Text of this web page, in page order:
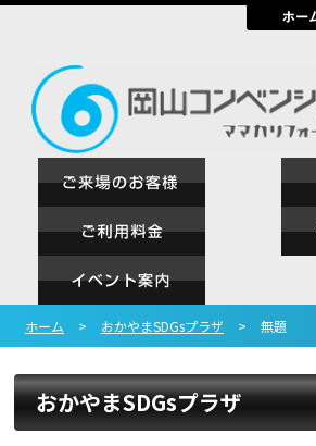
ホーム > おかやまSDGsプラザ > 無題
おかやまSDGsプラザ